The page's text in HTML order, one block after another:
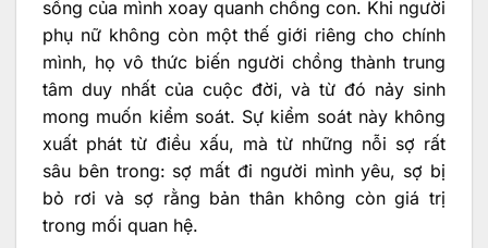
sống của mình xoay quanh chồng con. Khi người
phụ nữ không còn một thế giới riêng cho chính
mình, họ vô thức biến người chồng thành trung
tâm duy nhất của cuộc đời, và từ đó nảy sinh
mong muốn kiểm soát. Sự kiểm soát này không
xuất phát từ điều xấu, mà từ những nỗi sợ rất
sâu bên trong: sợ mất đi người mình yêu, sợ bị
bỏ rơi và sợ rằng bản thân không còn giá trị
trong mối quan hệ.